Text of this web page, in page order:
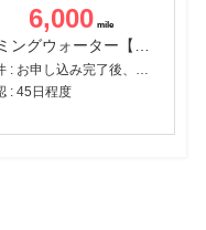
6,000
: 45日程度